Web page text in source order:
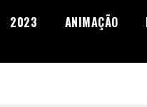
2023 ANIMAÇÃO